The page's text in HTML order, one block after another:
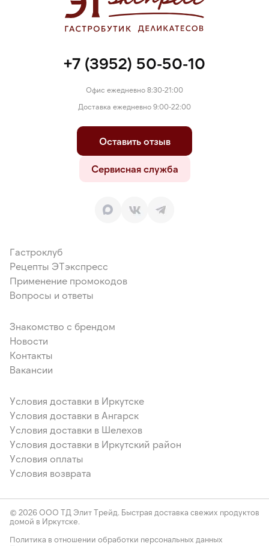
+7 (3952) 50-50-10
Офис ежедневно 8:30-21:00
Доставка ежедневно 9:00-22:00
Оставить отзыв
Сервисная служба
Гастроклуб
Рецепты ЭТэкспресс
Применение промокодов
Вопросы и ответы
Знакомство с брендом
Новости
Контакты
Вакансии
Условия доставки в Иркутске
Условия доставки в Ангарск
Условия доставки в Шелехов
Условия доставки в Иркутский район
Условия оплаты
Условия возврата
© 2026 ООО ТД Элит Трейд. Быстрая доставка свежих продуктов
домой в Иркутске.
Политика в отношении обработки персональных данных